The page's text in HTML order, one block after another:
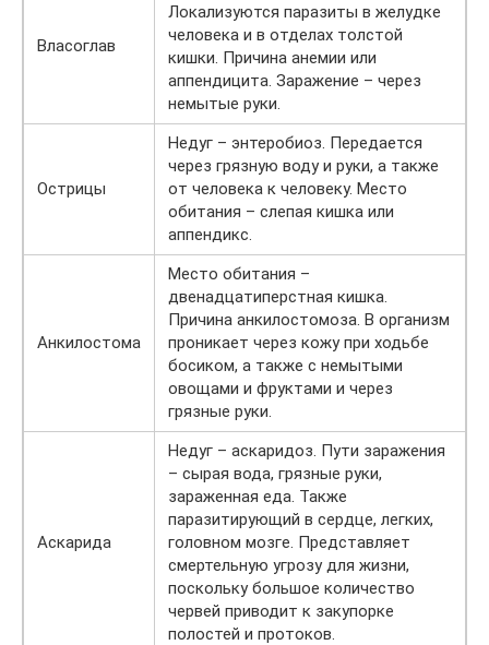
Власоглав
Локализуются паразиты в желудке
человека и в отделах толстой
кишки. Причина анемии или
аппендицита. Заражение – через
немытые руки.
Острицы
Недуг – энтеробиоз. Передается
через грязную воду и руки, а также
от человека к человеку. Место
обитания – слепая кишка или
аппендикс.
Анкилостома
Место обитания –
двенадцатиперстная кишка.
Причина анкилостомоза. В организм
проникает через кожу при ходьбе
босиком, а также с немытыми
овощами и фруктами и через
грязные руки.
Аскарида
Недуг – аскаридоз. Пути заражения
– сырая вода, грязные руки,
зараженная еда. Также
паразитирующий в сердце, легких,
головном мозге. Представляет
смертельную угрозу для жизни,
поскольку большое количество
червей приводит к закупорке
полостей и протоков.